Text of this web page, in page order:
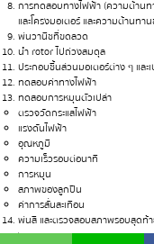
การทดสอบทางไฟฟ้า (ความต้าน
และโครงมอเตอร์ และความต้านทา
พ่นวานิชที่ขดลวด
นำ rotor ไปถ่วงสมดุล
ประกอบชิ้นส่วนมอเตอร์ต่าง ๆ และ
ทดสอบค่าทางไฟฟ้า
ทดสอบการหมุนตัวเปล่า
ตรวจวัดกระแสไฟฟ้า​
แรงดันไฟฟ้า
อุณหภูมิ
ความเร็วรอบต่อนาที
การหมุุน
สภาพของลูกปืน
ค่าการสั่นสะเทือน
พ่นสี และตรวจสอบสภาพรอบสุด
งาน